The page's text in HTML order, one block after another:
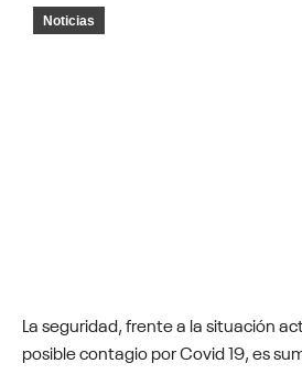
Noticias
La seguridad, frente a la situación
posible contagio por Covid 19, es